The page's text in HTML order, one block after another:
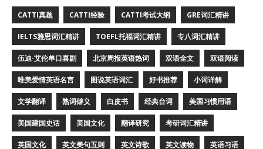
CATTI真题 CATTI经验 CATTI考试大纲 GRE词汇精讲
IELTS雅思词汇精讲 TOEFL托福词汇精讲 专八词汇精讲
伍迪·艾伦单口喜剧 北京周报英语热词 双语全文 双语阅读
唯美爱情英语名言 图说英语词汇 好书推荐 小词详解
文学翻译 熟词僻义 白皮书 经典台词 美国习惯用语
美国建国史话 美国文化 翻译研究 考研词汇精讲
英国文化 英文美句五则 英文诗歌 英文读物 英语习语